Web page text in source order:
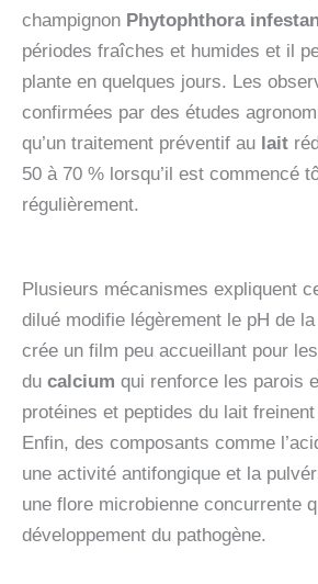
champignon Phytophthora
périodes fraîches et humides et il
plante en quelques jours. Les
confirmées par des études
qu’un traitement préventif au lait
50 à 70 % lorsqu’il est commencé
régulièrement.
Plusieurs mécanismes expliquent
dilué modifie légèrement le pH de
crée un film peu accueillant pour
du calcium qui renforce les parois
protéines et peptides du lait
Enfin, des composants comme
une activité antifongique et la
une flore microbienne concurrente
développement du pathogène.